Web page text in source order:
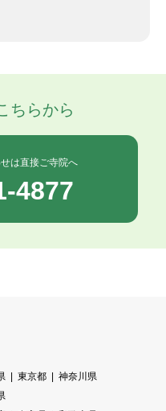
ちらから
は直接ご寺院へ
4877
東京都
神奈川県